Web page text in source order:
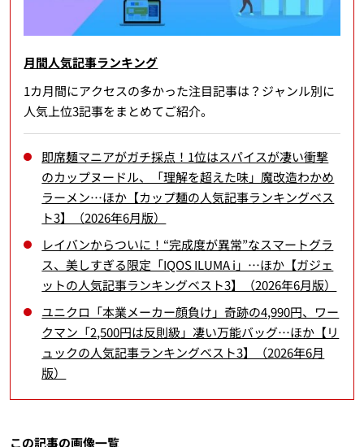
月間人気記事ランキング
1カ月間にアクセスの多かった注目記事は？ジャンル別に
人気上位3記事をまとめてご紹介。
即席麺マニアがガチ採点！1位はスパイスが凄い衝撃
のカップヌードル、「理解を超えた味」魔改造わかめ
ラーメン…ほか【カップ麺の人気記事ランキングベス
ト3】（2026年6月版）
レイバンからついに！“完成度が異常”なスマートグラ
ス、美しすぎる限定「IQOS ILUMA i」…ほか【ガジェ
ットの人気記事ランキングベスト3】（2026年6月版）
ユニクロ「本業メーカー顔負け」奇跡の4,990円、ワー
クマン「2,500円は反則級」凄い万能バッグ…ほか【リ
ュックの人気記事ランキングベスト3】（2026年6月
版）
この記事の画像一覧